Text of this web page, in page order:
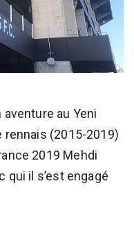
au Yeni
rennais (2015-2019)
2019 Mehdi
il s’est engagé